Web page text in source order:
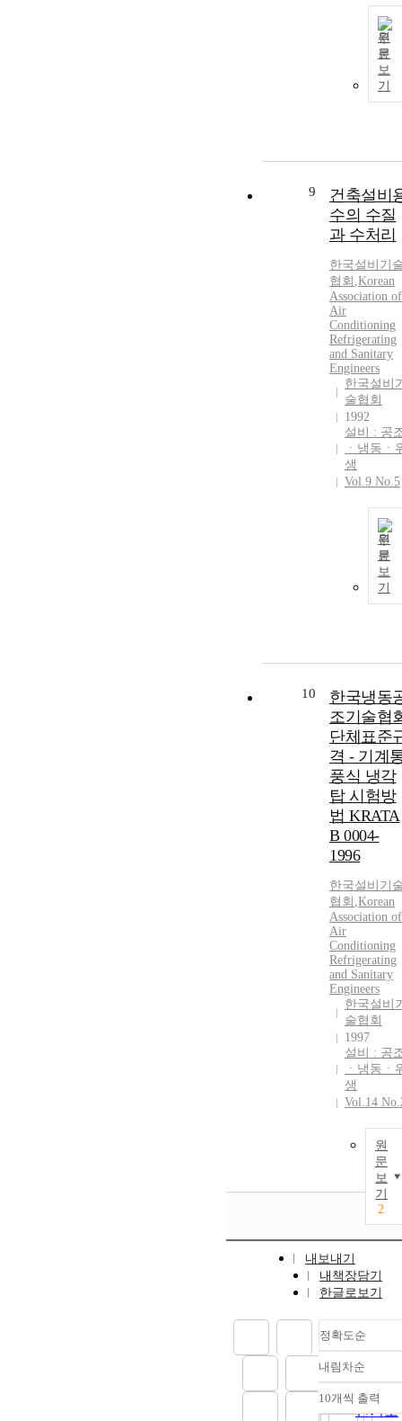
원
문
보
기
9
건축설비
수의 수질
과 수처리
한국설비기
협회 ,Korean
Association of
Air
Conditioning
Refrigerating
and Sanitary
Engineers
한국설비
술협회
1992
설비 : 공
ㆍ냉동ㆍ
생
Vol.9 No.5
원
문
보
기
10
한국냉동
조기술협
단체표준
격 - 기계
풍식 냉각
탑 시험방
법 KRATA
B 0004-
1996
한국설비기
협회 ,Korean
Association of
Air
Conditioning
Refrigerating
and Sanitary
Engineers
한국설비
술협회
1997
설비 : 공
ㆍ냉동ㆍ
생
Vol.14
원
문
보
기
2
내보내기
내책장담기
한글로보기
정확도순
정확도
순
인기도
내림차순
내림차
10개씩 출력